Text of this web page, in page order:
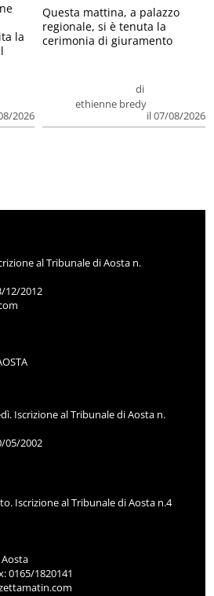
2026
la
di
ethienne bredy
il 07/08/2026
Questa mattina, a palazzo
regionale, si è tenuta la
cerimonia di giuramento
al Tribunale di Aosta n.
12/2012
Iscrizione al Tribunale di Aosta n.
05/2002
Iscrizione al Tribunale di Aosta n.4
Aosta
0165/1820141